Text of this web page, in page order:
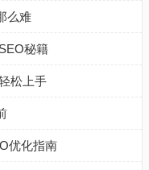
么难
秘籍
松上手
优化指南